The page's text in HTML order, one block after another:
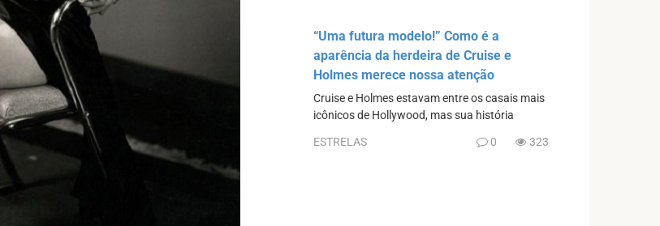
“Uma futura modelo!” Como é a
aparência da herdeira de Cruise e
Holmes merece nossa atenção
Cruise e Holmes estavam entre os casais mais
icônicos de Hollywood, mas sua história
ESTRELAS 0 323